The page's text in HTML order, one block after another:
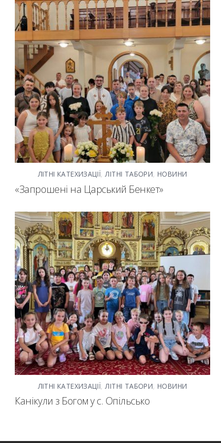
ЛІТНІ КАТЕХИЗАЦІЇ,ЛІТНІ ТАБОРИ,НОВИНИ
«Запрошені на Царський Бенкет»
ЛІТНІ КАТЕХИЗАЦІЇ, ЛІТНІ ТАБОРИ,НОВИНИ
Канікули з Богом у с. Опільсько